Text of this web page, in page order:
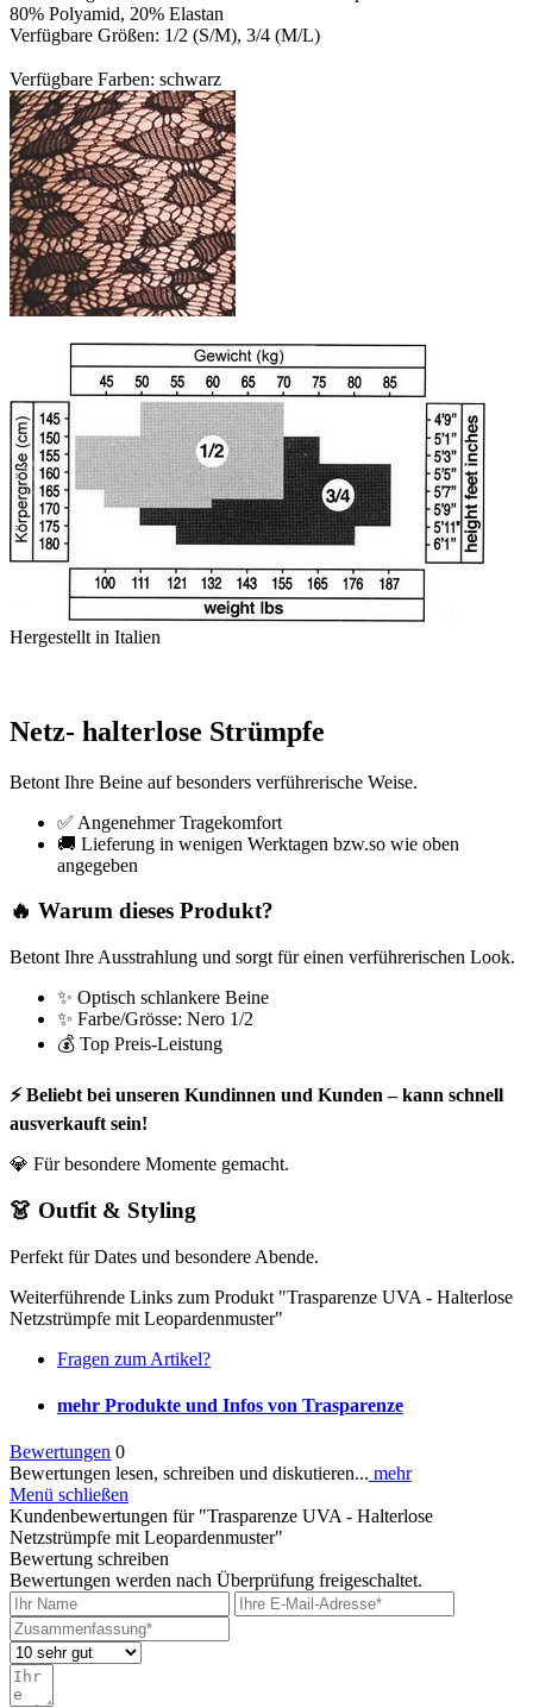
80% Polyamid, 20% Elastan
Verfügbare Größen: 1/2 (S/M), 3/4 (M/L)
Verfügbare Farben: schwarz
Hergestellt in Italien
Netz- halterlose Strümpfe
Betont Ihre Beine auf besonders verführerische Weise.
✅ Angenehmer Tragekomfort
🚚 Lieferung in wenigen Werktagen bzw.so wie oben
angegeben
🔥 Warum dieses Produkt?
Betont Ihre Ausstrahlung und sorgt für einen verführerischen Look.
✨ Optisch schlankere Beine
✨ Farbe/Grösse: Nero 1/2
💰 Top Preis-Leistung
⚡ Beliebt bei unseren Kundinnen und Kunden – kann schnell
ausverkauft sein!
💎 Für besondere Momente gemacht.
👗 Outfit & Styling
Perfekt für Dates und besondere Abende.
Weiterführende Links zum Produkt "Trasparenze UVA - Halterlose
Netzstrümpfe mit Leopardenmuster"
Fragen zum Artikel?
mehr Produkte und Infos von Trasparenze
Bewertungen 0
Bewertungen lesen, schreiben und diskutieren... mehr
Menü schließen
Kundenbewertungen für "Trasparenze UVA - Halterlose
Netzstrümpfe mit Leopardenmuster"
Bewertung schreiben
Bewertungen werden nach Überprüfung freigeschaltet.